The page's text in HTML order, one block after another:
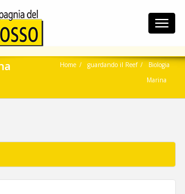
Home guardando il Reef
Biologia
Marina